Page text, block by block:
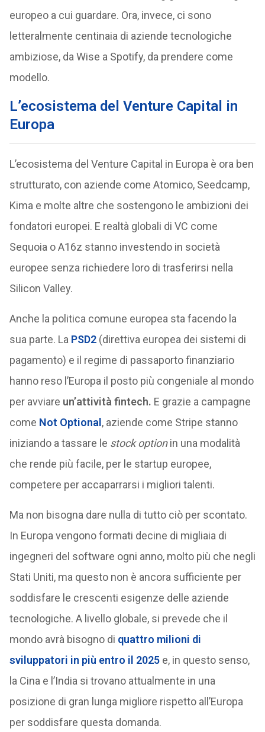
europeo a cui guardare. Ora, invece, ci sono
letteralmente centinaia di aziende tecnologiche
ambiziose, da Wise a Spotify, da prendere come
modello.
L’ecosistema del Venture Capital in
Europa
L’ecosistema del Venture Capital in Europa è ora ben
strutturato, con aziende come Atomico, Seedcamp,
Kima e molte altre che sostengono le ambizioni dei
fondatori europei. E realtà globali di VC come
Sequoia o A16z stanno investendo in società
europee senza richiedere loro di trasferirsi nella
Silicon Valley.
Anche la politica comune europea sta facendo la
sua parte. La PSD2(direttiva europea dei sistemi di
pagamento) e il regime di passaporto finanziario
hanno reso l’Europa il posto più congeniale al mondo
per avviare un’attività fintech. E grazie a campagne
come Not Optional , aziende come Stripe stanno
iniziando a tassare le stock optionin una modalità
che rende più facile, per le startup europee,
competere per accaparrarsi i migliori talenti.
Ma non bisogna dare nulla di tutto ciò per scontato.
In Europa vengono formati decine di migliaia di
ingegneri del software ogni anno, molto più che negli
Stati Uniti, ma questo non è ancora sufficiente per
soddisfare le crescenti esigenze delle aziende
tecnologiche. A livello globale, si prevede che il
mondo avrà bisogno di quattro milioni di
sviluppatori in più entro il 2025 e, in questo senso,
la Cina e l’India si trovano attualmente in una
posizione di gran lunga migliore rispetto all’Europa
per soddisfare questa domanda.